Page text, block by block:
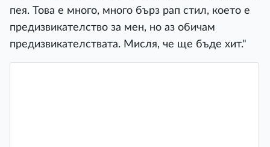
пея. Това е много, много бърз рап стил, което е
предизвикателство за мен, но аз обичам
предизвикателствата. Мисля, че ще бъде хит."